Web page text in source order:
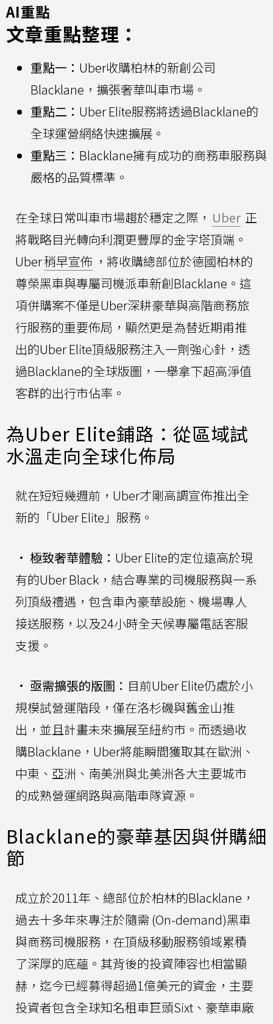
AI重點
文章重點整理：
重點一： Uber收購柏林的新創公司
Blacklane，擴張奢華叫車市場。
重點二： Uber Elite服務將透過Blacklane的
全球運營網絡快速擴展。
重點三： Blacklane擁有成功的商務車服務與
嚴格的品質標準。
在全球日常叫車市場趨於穩定之際， Uber 正
將戰略目光轉向利潤更豐厚的金字塔頂端。
Uber稍早宣佈 ，將收購總部位於德國柏林的
尊榮黑車與專屬司機派車新創Blacklane。這
項併購案不僅是Uber深耕豪華與高階商務旅
行服務的重要佈局，顯然更是為替近期甫推
出的Uber Elite頂級服務注入一劑強心針，透
過Blacklane的全球版圖，一舉拿下超高淨值
客群的出行市佔率。
為Uber Elite鋪路：從區域試
水溫走向全球化佈局
就在短短幾週前，Uber才剛高調宣佈推出全
新的「Uber Elite」服務。
• 極致奢華體驗： Uber Elite的定位遠高於現
有的Uber Black，結合專業的司機服務與一系
列頂級禮遇，包含車內豪華設施、機場專人
接送服務，以及24小時全天候專屬電話客服
支援。
• 亟需擴張的版圖： 目前Uber Elite仍處於小
規模試營運階段，僅在洛杉磯與舊金山推
出，並且計畫未來擴展至紐約市。而透過收
購Blacklane，Uber將能瞬間獲取其在歐洲、
中東、亞洲、南美洲與北美洲各大主要城市
的成熟營運網路與高階車隊資源。
Blacklane的豪華基因與併購細
節
成立於2011年、總部位於柏林的Blacklane，
過去十多年來專注於隨需 (On-demand)黑車
與商務司機服務，在頂級移動服務領域累積
了深厚的底蘊。其背後的投資陣容也相當顯
赫，迄今已經募得超過1億美元的資金，主要
投資者包含全球知名租車巨頭Sixt、豪華車廠